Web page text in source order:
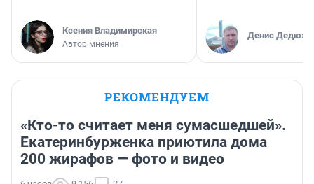
Ксения Владимирская
Автор мнения
Денис
РЕКОМЕНДУЕМ
«Кто-то считает меня сумасшедшей».
Екатеринбурженка приютила дома
200 жирафов — фото и видео